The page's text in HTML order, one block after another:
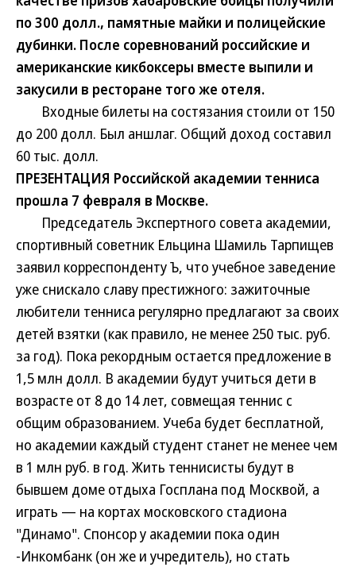
по 300 долл., памятные майки и полицейские
дубинки. После соревнований российские и
американские кикбоксеры вместе выпили и
закусили в ресторане того же отеля.
Входные билеты на состязания стоили от 150
до 200 долл. Был аншлаг. Общий доход составил
60 тыс. долл.
ПРЕЗЕНТАЦИЯ Российской академии тенниса
прошла 7 февраля в Москве.
Председатель Экспертного совета академии,
спортивный советник Ельцина Шамиль Тарпищев
заявил корреспонденту Ъ, что учебное заведение
уже снискало славу престижного: зажиточные
любители тенниса регулярно предлагают за своих
детей взятки (как правило, не менее 250 тыс. руб.
за год). Пока рекордным остается предложение в
1,5 млн долл. В академии будут учиться дети в
возрасте от 8 до 14 лет, совмещая теннис с
общим образованием. Учеба будет бесплатной,
но академии каждый студент станет не менее чем
в 1 млн руб. в год. Жить теннисисты будут в
бывшем доме отдыха Госплана под Москвой, а
играть — на кортах московского стадиона
"Динамо". Спонсор у академии пока один
-Инкомбанк (он же и учредитель), но стать